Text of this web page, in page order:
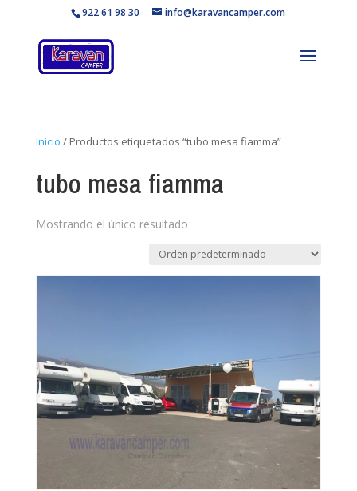
922 61 98 30 info@karavancamper.com
Inicio / Productos etiquetados “tubo mesa fiamma”
tubo mesa fiamma
Mostrando el único resultado